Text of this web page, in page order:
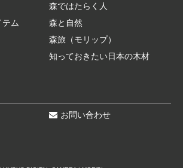
森ではたらく人
ム
森と自然
森旅（モリップ）
知っておきたい日本の木材
お問い合わせ